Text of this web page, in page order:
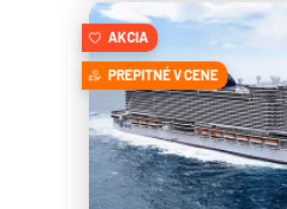
Explora Journeys
Explora I
Explora II
Explora III
Explora IV
AKCIA
PREPITNÉ V CENE